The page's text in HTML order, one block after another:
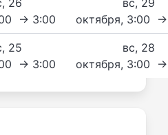
→ 3:00
октября, 3:00
25
→ 3:00
вс, 28
октября, 3:00